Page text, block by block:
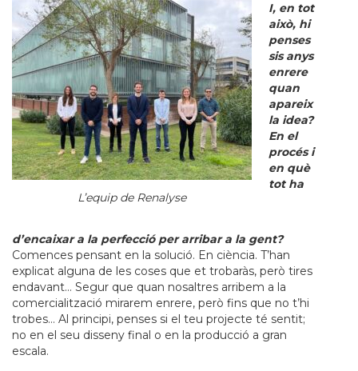
L’equip de Renalyse
I, en tot
això, hi
penses
sis anys
enrere
quan
apareix
la idea?
En el
procés i
en què
tot ha
d’encaixar a la perfecció per arribar a la gent?
Comences pensant en la solució. En ciència. T’han
explicat alguna de les coses que et trobaràs, però tires
endavant… Segur que quan nosaltres arribem a la
comercialització mirarem enrere, però fins que no t’hi
trobes… Al principi, penses si el teu projecte té sentit;
no en el seu disseny final o en la producció a gran
escala.